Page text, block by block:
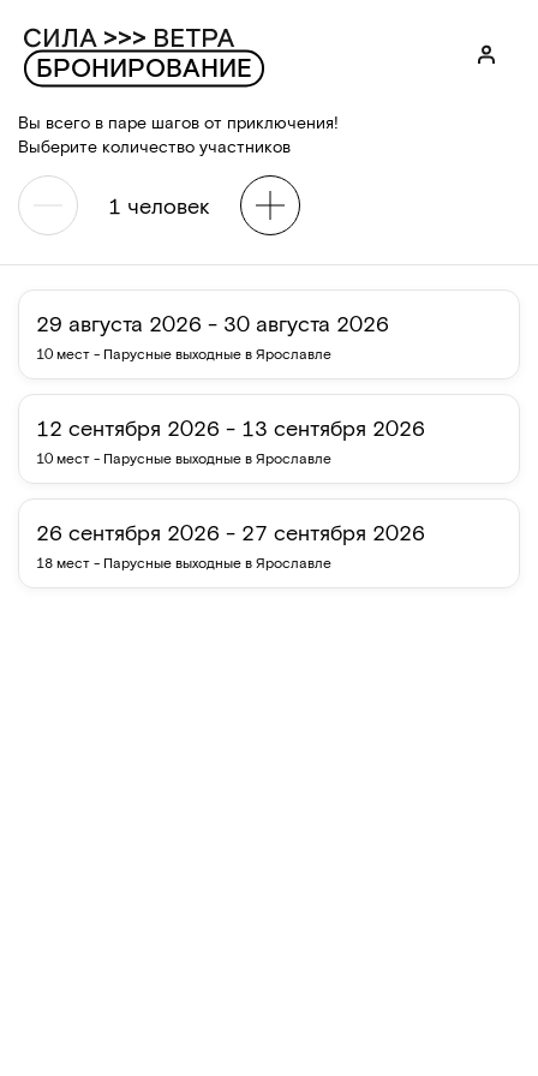
БРОНИРОВАНИЕ
Вы всего в паре шагов от приключения!
Выберите количество участников
1 человек
29 августа 2026 - 30 августа 2026
10 мест - Парусные выходные в Ярославле
12 сентября 2026 - 13 сентября 2026
10 мест - Парусные выходные в Ярославле
26 сентября 2026 - 27 сентября 2026
18 мест - Парусные выходные в Ярославле